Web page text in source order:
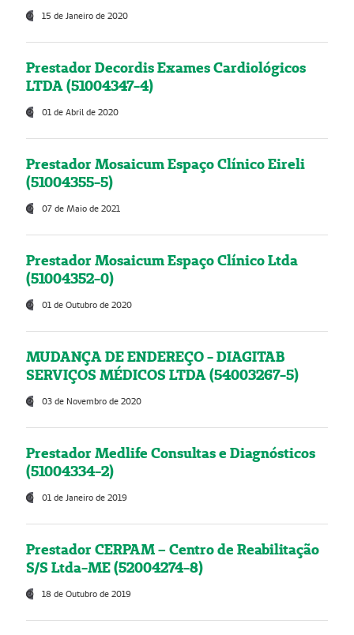
15 de Janeiro de 2020
Prestador Decordis Exames Cardiológicos
LTDA (51004347-4)
01 de Abril de 2020
Prestador Mosaicum Espaço Clínico Eireli
(51004355-5)
07 de Maio de 2021
Prestador Mosaicum Espaço Clínico Ltda
(51004352-0)
01 de Outubro de 2020
MUDANÇA DE ENDEREÇO - DIAGITAB
SERVIÇOS MÉDICOS LTDA (54003267-5)
03 de Novembro de 2020
Prestador Medlife Consultas e Diagnósticos
(51004334-2)
01 de Janeiro de 2019
Prestador CERPAM – Centro de Reabilitação
S/S Ltda-ME (52004274-8)
18 de Outubro de 2019